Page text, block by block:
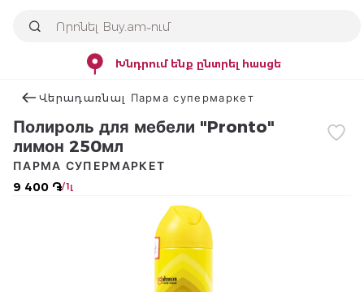
Խնդրում ենք ընտրել հասցե
Վերադառնալ Парма супермаркет
Полироль для мебели "Pronto"
лимон 250мл
9 400 ֏/ 1լ
ПАРМА СУПЕРМАРКЕТ